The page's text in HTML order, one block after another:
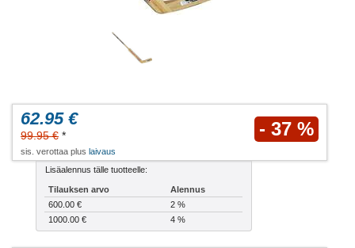
62.95 €
99.95 € * - 37 %
sis. verottaa plus laivaus
Lisäalennus tälle tuotteelle:
Tilauksen arvo
Alennus
600.00 €
2 %
1000.00 €
4 %